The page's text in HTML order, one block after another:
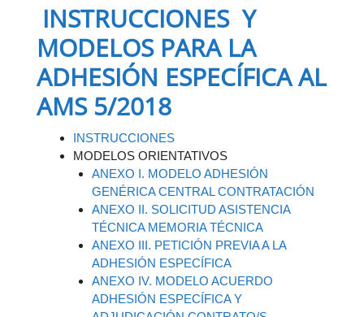
INSTRUCCIONES Y
MODELOS PARA LA
ADHESIÓN ESPECÍFICA AL
AMS 5/2018
INSTRUCCIONES
MODELOS ORIENTATIVOS
ANEXO I. MODELO ADHESIÓN
GENÉRICA CENTRAL CONTRATACIÓN
ANEXO II. SOLICITUD ASISTENCIA
TÉCNICA MEMORIA TÉCNICA
ANEXO III. PETICIÓN PREVIA A LA
ADHESIÓN ESPECÍFICA
ANEXO IV. MODELO ACUERDO
ADHESIÓN ESPECÍFICA Y